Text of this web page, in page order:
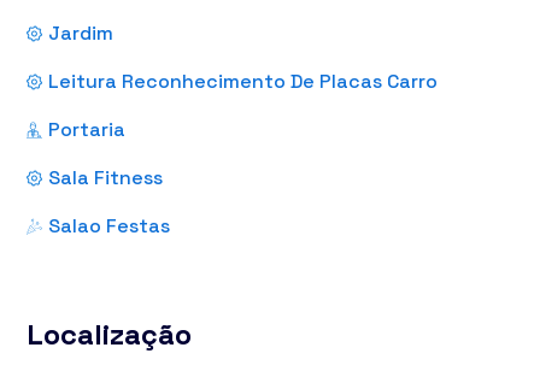
Jardim
Leitura Reconhecimento De Placas Carro
Portaria
Sala Fitness
Salao Festas
Localização